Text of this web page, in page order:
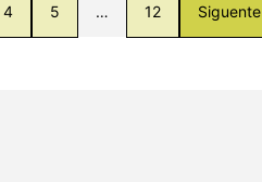
4 5 … 12 Siguente